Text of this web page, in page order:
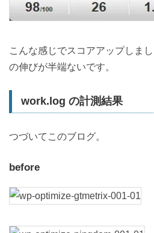
こんな感じでスコアアップしま
の伸びが半端ないです。
work.log の計測結果
つづいてこのブログ。
before